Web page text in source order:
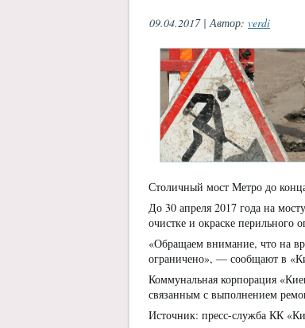
09.04.2017 | Автор: verdi
Столичный мост Метро до
До 30 апреля 2017 года на
очистке и окраске перильного
«Обращаем внимание, что на
ограничено», — сообщают в
Коммунальная корпорация
связанным с выполнением
Источник: пресс-служба КК